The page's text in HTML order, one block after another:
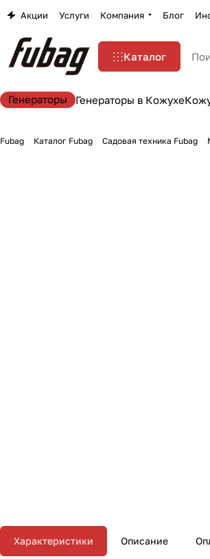
Акции Услуги Компания Блог
Каталог
Генераторы Генераторы в Кожухе
Fubag Каталог Fubag Садовая техника Fubag
Характеристики Описание